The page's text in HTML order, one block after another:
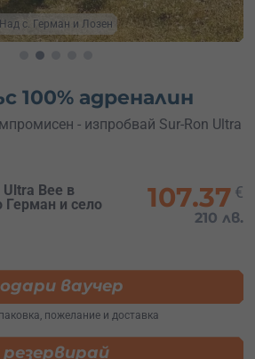
с мотори край София
100% адреналин
- изпробвай Sur-Ron Ultra
Ultra Bee в
Герман и село
107.37 €
210 лв.
ваучер
пожелание и доставка
резервирай